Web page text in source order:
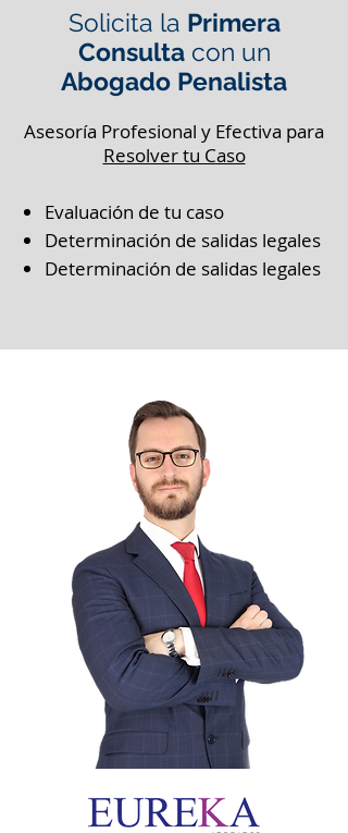
Solicita la Primera
Consultacon un
Abogado Penalista
Asesoría Profesional y Efectiva para
Resolver tu Caso
Evaluación de tu caso
Determinación de salidas legales
Determinación de salidas legales